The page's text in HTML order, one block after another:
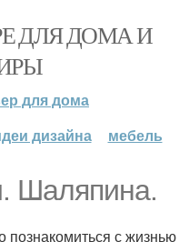
ДЛЯ ДОМА И
для дома
дизайна мебель
Шаляпина.
познакомиться с жизнью